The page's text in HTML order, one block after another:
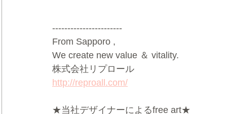
-----------------------
From Sapporo ,
We create new value ＆ vitality.
株式会社リプロール
http://reproall.com/
★当社デザイナーによるfree art★